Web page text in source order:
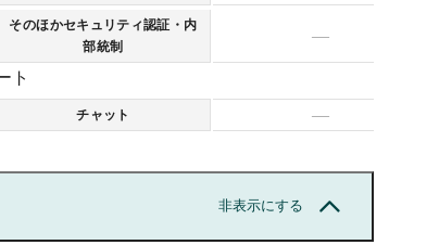
そのほかセキュリティ認証・内
部統制
—
ト
チャット —
非表示にする